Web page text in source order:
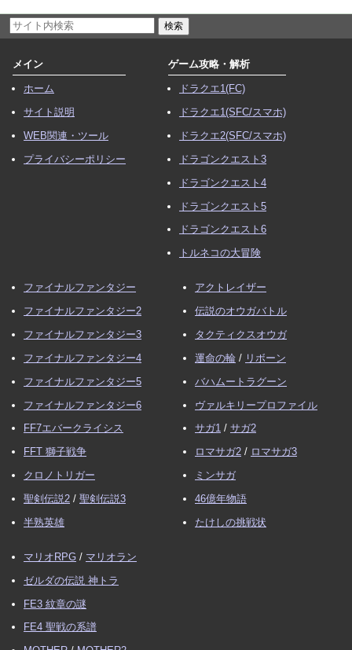
メイン
ホーム
サイト説明
WEB関連・ツール
プライバシーポリシー
ゲーム攻略・解析
ドラクエ1(FC)
ドラクエ1(SFC/スマホ)
ドラクエ2(SFC/スマホ)
ドラゴンクエスト3
ドラゴンクエスト4
ドラゴンクエスト5
ドラゴンクエスト6
トルネコの大冒険
ファイナルファンタジー
ファイナルファンタジー2
ファイナルファンタジー3
ファイナルファンタジー4
ファイナルファンタジー5
ファイナルファンタジー6
FF7エバークライシス
FFT 獅子戦争
クロノトリガー
聖剣伝説2 / 聖剣伝説3
半熟英雄
アクトレイザー
伝説のオウガバトル
タクティクスオウガ
運命の輪 / リボーン
バハムートラグーン
ヴァルキリープロファイル
サガ1 / サガ2
ロマサガ2 / ロマサガ3
ミンサガ
46億年物語
たけしの挑戦状
マリオRPG / マリオラン
ゼルダの伝説 神トラ
FE3 紋章の謎
FE4 聖戦の系譜